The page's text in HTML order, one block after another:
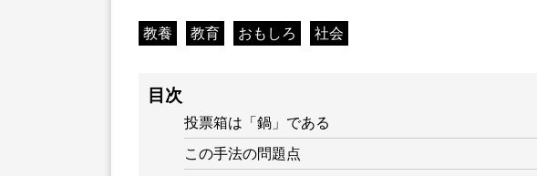
教養 教育 おもしろ 社会
目次
投票箱は「鍋」である
この手法の問題点